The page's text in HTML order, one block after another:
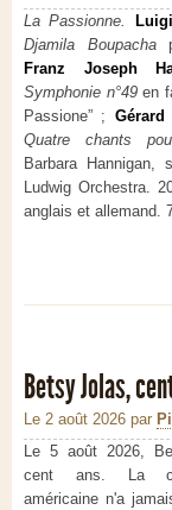
La Passionne.
Djamila Boupacha
Franz Joseph
Symphonie n°49en
Passione” ; Gérard
Quatre chants
Barbara Hannigan,
Ludwig Orchestra.
anglais et allemand.
Betsy Jolas,
Le 2 août 2026 par
Le 5 août 2026,
cent ans. La
américaine n'a